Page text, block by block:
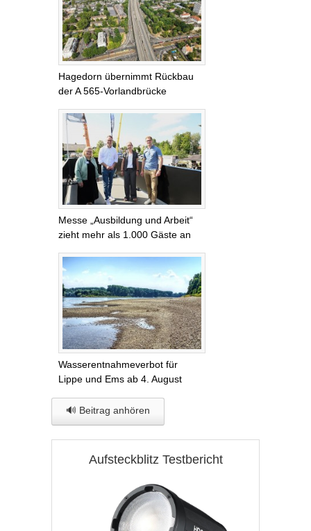
Hagedorn übernimmt Rückbau
der A 565-Vorlandbrücke
Messe „Ausbildung und Arbeit“
zieht mehr als 1.000 Gäste an
Wasserentnahmeverbot für
Lippe und Ems ab 4. August
🔊 Beitrag anhören
Aufsteckblitz Testbericht